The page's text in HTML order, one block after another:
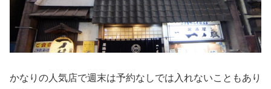
かなりの人気店で週末は予約なしでは入れないこともあり